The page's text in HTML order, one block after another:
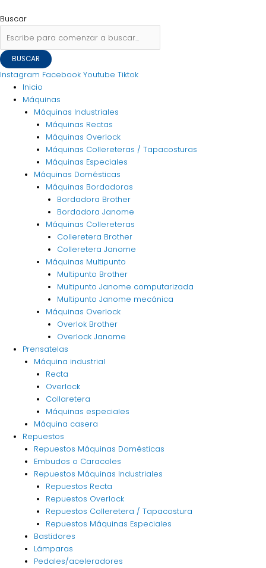
al
Buscar
BUSCAR
Instagram Facebook Youtube Tiktok
Inicio
Máquinas
Máquinas Industriales
Máquinas Rectas
Máquinas Overlock
Máquinas Collereteras / Tapacosturas
Máquinas Especiales
Máquinas Domésticas
Máquinas Bordadoras
Bordadora Brother
Bordadora Janome
Máquinas Collereteras
Colleretera Brother
Colleretera Janome
Máquinas Multipunto
Multipunto Brother
Multipunto Janome computarizada
Multipunto Janome mecánica
Máquinas Overlock
Overlok Brother
Overlock Janome
Prensatelas
Máquina industrial
Recta
Overlock
Collaretera
Máquinas especiales
Máquina casera
Repuestos
Repuestos Máquinas Domésticas
Embudos o Caracoles
Repuestos Máquinas Industriales
Repuestos Recta
Repuestos Overlock
Repuestos Colleretera / Tapacostura
Repuestos Máquinas Especiales
Bastidores
Lámparas
Pedales/aceleradores
Menu
celular
cantidad
por: